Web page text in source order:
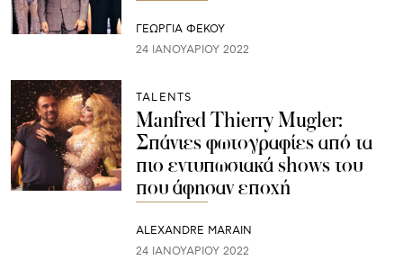
ΓΕΩΡΓΙΑ ΦΕΚΟΥ
24 ΙΑΝΟΥΑΡΊΟΥ 2022
TALENTS
Manfred Thierry Mugler:
Σπάνιες φωτογραφίες από τα
πιο εντυπωσιακά shows του
που άφησαν εποχή
ALEXANDRE MARAIN
24 ΙΑΝΟΥΑΡΊΟΥ 2022